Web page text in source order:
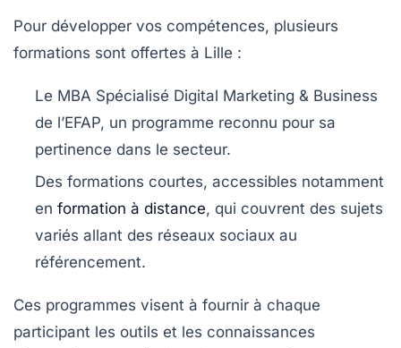
Pour développer vos compétences, plusieurs
formations sont offertes à Lille :
Le MBA Spécialisé Digital Marketing & Business
de l’EFAP, un programme reconnu pour sa
pertinence dans le secteur.
Des formations courtes, accessibles notamment
en formation à distance, qui couvrent des sujets
variés allant des réseaux sociaux au
référencement.
Ces programmes visent à fournir à chaque
participant les outils et les connaissances